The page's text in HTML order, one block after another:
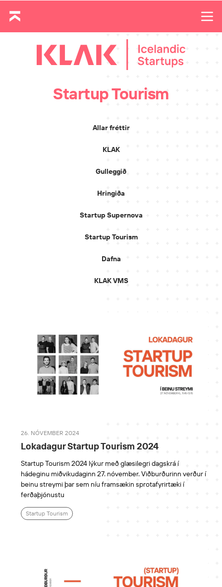
Startup Tourism
Allar fréttir
KLAK
Gulleggið
Hringiða
Startup Supernova
Startup Tourism
Dafna
KLAK VMS
26. NÓVEMBER 2024
Lokadagur Startup Tourism 2024
Startup Tourism 2024 lýkur með glæsilegri dagskrá í
hádeginu miðvikudaginn 27. nóvember. Viðburðurinn verður í
beinu streymi þar sem níu framsækin sprotafyrirtæki í
ferðaþjónustu
Startup Tourism